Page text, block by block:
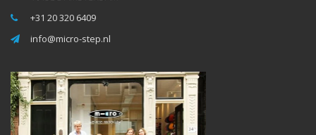
+31 20 320 6409
info@micro-step.nl